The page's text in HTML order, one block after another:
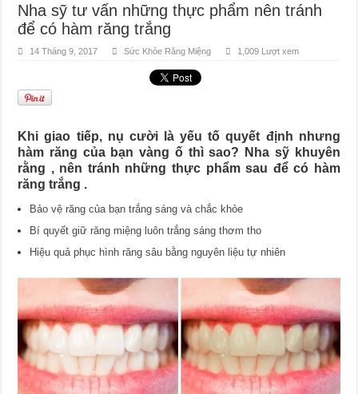
Nha sỹ tư vấn những thực phẩm nên tránh
để có hàm răng trắng
14 Tháng 9, 2017 Sức Khỏe Răng Miệng 1,009 Lượt xem
Khi giao tiếp, nụ cười là yếu tố quyết định nhưng
hàm răng của bạn vàng ố thì sao? Nha sỹ khuyên
rằng , nên tránh những thực phẩm sau để có hàm
răng trắng .
Bảo vệ răng của bạn trắng sáng và chắc khỏe
Bí quyết giữ răng miệng luôn trắng sáng thơm tho
Hiệu quả phục hình răng sâu bằng nguyên liệu tự nhiên